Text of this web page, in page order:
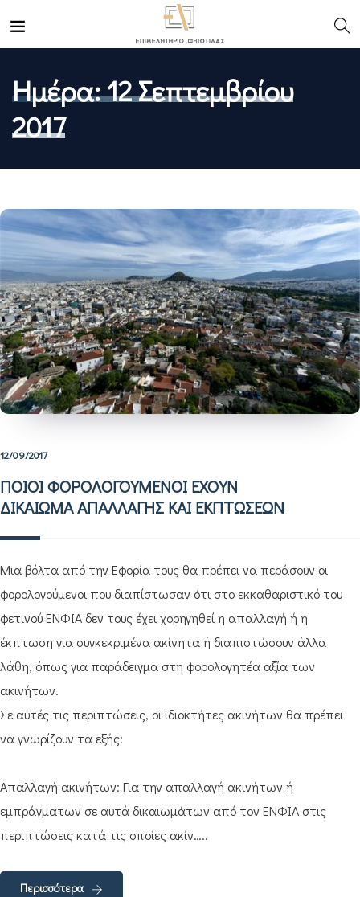
Ημέρα:12 Σεπτεμβρίου
2017
12/09/2017
ΠΟΙΟΙ ΦΟΡΟΛΟΓΟΥΜΕΝΟΙ ΕΧΟΥΝ
ΔΙΚΑΙΩΜΑ ΑΠΑΛΛΑΓΗΣ ΚΑΙ ΕΚΠΤΩΣΕΩΝ
Μια βόλτα από την Εφορία τους θα πρέπει να περάσουν οι
φορολογούμενοι που διαπίστωσαν ότι στο εκκαθαριστικό του
φετινού ΕΝΦΙΑ δεν τους έχει χορηγηθεί η απαλλαγή ή η
έκπτωση για συγκεκριμένα ακίνητα ή διαπιστώσουν άλλα
λάθη, όπως για παράδειγμα στη φορολογητέα αξία των
ακινήτων.
Σε αυτές τις περιπτώσεις, οι ιδιοκτήτες ακινήτων θα πρέπει
να γνωρίζουν τα εξής:
Απαλλαγή ακινήτων: Για την απαλλαγή ακινήτων ή
εμπράγματων σε αυτά δικαιωμάτων από τον ΕΝΦΙΑ στις
περιπτώσεις κατά τις οποίες ακίν…..
Περισσότερα